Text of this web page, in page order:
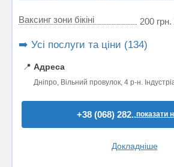
Ваксинг зони бікіні 200
➡️ Усі послуги та ціни (134)
📍 Адреса
Дніпро, Вільний провулок, 4 р-н.
+38 (068) 282..показати
Докладніше